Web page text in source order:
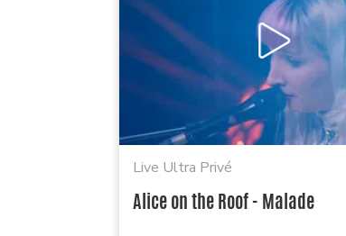
Live Ultra Privé
Alice on the Roof - Malade